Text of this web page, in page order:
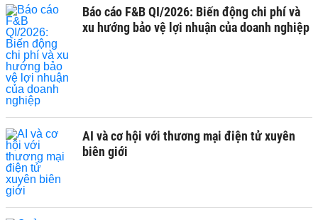
Báo cáo F&B QI/2026: Biến động chi phí và
xu hướng bảo vệ lợi nhuận của doanh nghiệp
AI và cơ hội với thương mại điện tử xuyên
biên giới